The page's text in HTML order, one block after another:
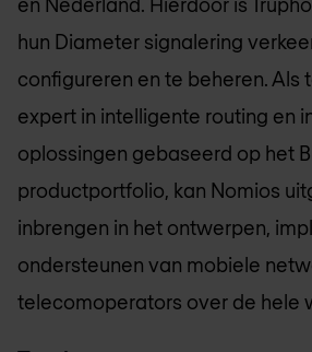
hun Diameter signalering
configureren en te beheren. Als
expert in intelligente routing en
oplossingen gebaseerd op het
productportfolio, kan Nomios
inbrengen in het ontwerpen,
ondersteunen van mobiele
telecomoperators over de hele